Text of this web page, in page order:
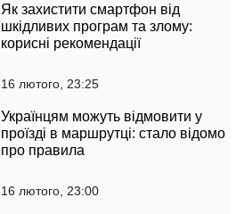
Як захистити смартфон від
шкідливих програм та злому:
корисні рекомендації
16 лютого, 23:25
Українцям можуть відмовити у
проїзді в маршрутці: стало відомо
про правила
16 лютого, 23:00